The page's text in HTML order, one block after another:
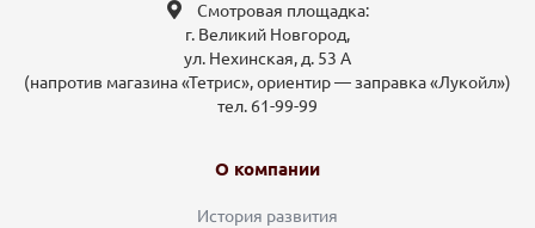
Смотровая площадка:
г. Великий Новгород,
ул. Нехинская, д. 53 А
(напротив магазина «Тетрис», ориентир — заправка «Лукойл»)
тел. 61-99-99
О компании
История развития